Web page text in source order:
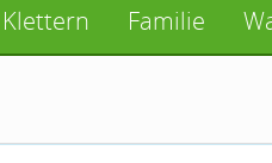
Klettern Familie